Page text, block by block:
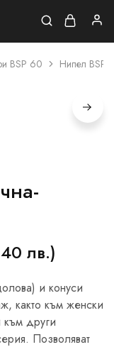
BSP 60 Нипел BSP
лв.)
и конуси
както към женски
към други
Позволяват